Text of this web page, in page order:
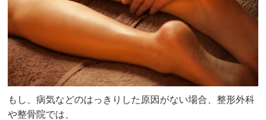
もし、病気などのはっきりした原因がない場合、整形外科
や整骨院では、